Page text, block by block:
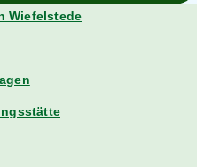
Wiefelstede